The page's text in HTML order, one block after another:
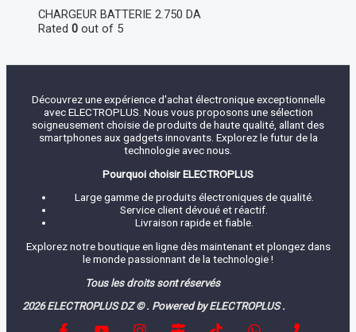
CHARGEUR BATTERIE 2.750 DA
Rated 0 out of 5
Découvrez une expérience d'achat électronique exceptionnelle
avec ELECTROPLUS. Nous vous proposons une sélection
soigneusement choisie de produits de haute qualité, allant des
smartphones aux gadgets innovants. Explorez le futur de la
technologie avec nous.
Pourquoi choisir ELECTROPLUS
Large gamme de produits électroniques de qualité.
Service client dévoué et réactif.
Livraison rapide et fiable.
Explorez notre boutique en ligne dès maintenant et plongez dans
le monde passionnant de la technologie !
Tous les droits sont réservés
2026 ELECTROPLUS DZ © . Powered by ELECTROPLUS .